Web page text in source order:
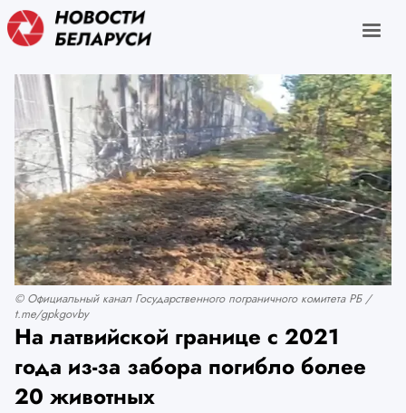
© Официальный канал Государственного пограничного комитета РБ /
t.me/gpkgovby
На латвийской границе с 2021
года из-за забора погибло более
20 животных